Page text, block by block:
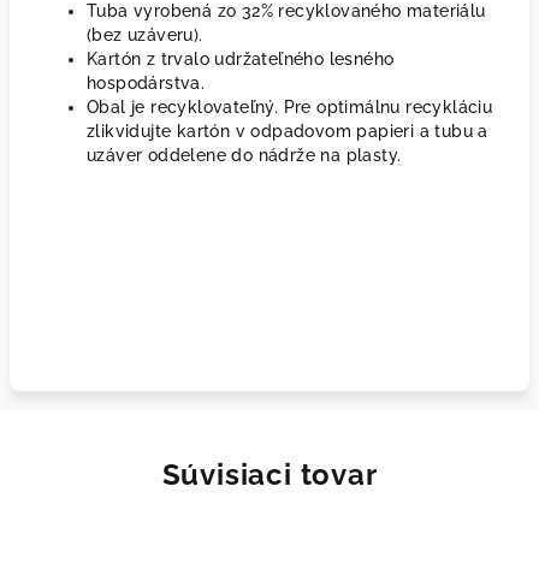
Tuba vyrobená zo 32% recyklovaného materiálu
(bez uzáveru).
Kartón z trvalo udržateľného lesného
hospodárstva.
Obal je recyklovateľný. Pre optimálnu recykláciu
zlikvidujte kartón v odpadovom papieri a tubu a
uzáver oddelene do nádrže na plasty.
Súvisiaci tovar